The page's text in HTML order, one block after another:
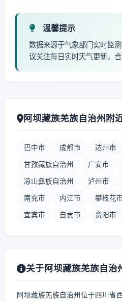
温馨提示
数据来源于气象部门实时监
议关注每日实时天气更新，合
阿坝藏族羌族自治州附
巴中市 成都市 达州市
甘孜藏族自治州 广安市
凉山彝族自治州 泸州市
南充市 内江市 攀枝花
宜宾市 自贡市 资阳市
关于阿坝藏族羌族自治
阿坝藏族羌族自治州位于四川省